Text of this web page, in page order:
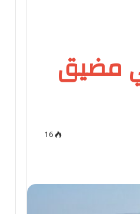
مضيق
16